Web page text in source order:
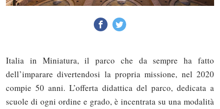
Italia in Miniatura, il parco che da sempre ha fatto
dell’imparare divertendosi la propria missione, nel 2020
compie 50 anni. L’offerta didattica del parco, dedicata a
scuole di ogni ordine e grado, è incentrata su una modalità